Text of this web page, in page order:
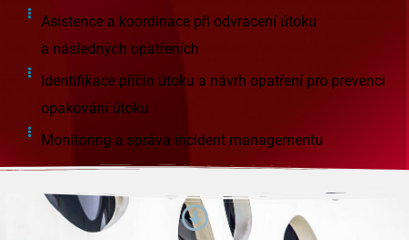
Asistence a koordinace při odvracení útoku
a následných opatřeních
Identifikace příčin útoku a návrh opatření pro prevenci
opakování útoku
Monitoring a správa incident managementu